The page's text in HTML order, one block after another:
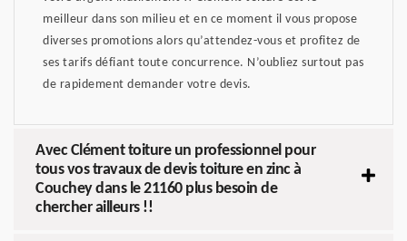
meilleur dans son milieu et en ce moment il vous propose
diverses promotions alors qu’attendez-vous et profitez de
ses tarifs défiant toute concurrence. N’oubliez surtout pas
de rapidement demander votre devis.
Avec Clément toiture un professionnel pour
tous vos travaux de devis toiture en zinc à
Couchey dans le 21160 plus besoin de
chercher ailleurs !!